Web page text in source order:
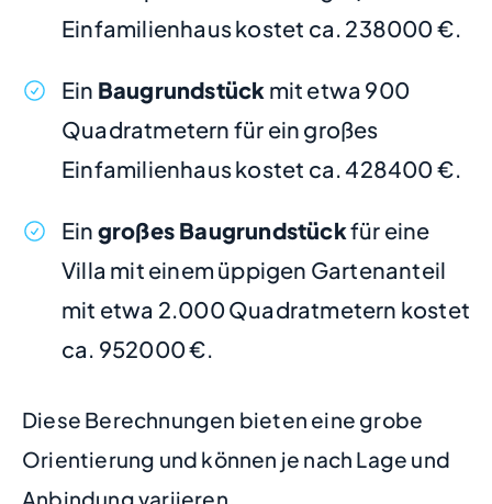
Einfamilienhaus kostet ca. 238000 €.
Ein Baugrundstück mit etwa 900
Quadratmetern für ein großes
Einfamilienhaus kostet ca. 428400 €.
Ein großes Baugrundstückfür eine
Villa mit einem üppigen Gartenanteil
mit etwa 2.000 Quadratmetern kostet
ca. 952000 €.
Diese Berechnungen bieten eine grobe
Orientierung und können je nach Lage und
Anbindung variieren.